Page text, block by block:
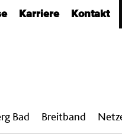
Karriere Kontakt
Bad Breit­band